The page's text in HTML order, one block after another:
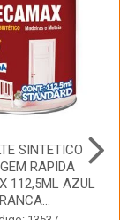
SINTETICO
RAPIDA
112,5ML AZUL